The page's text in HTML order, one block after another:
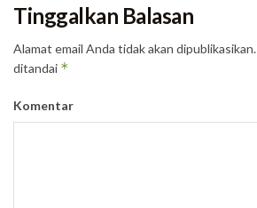
Tinggalkan Balasan
Alamat email Anda tidak akan dipublikasikan.
ditandai *
Komentar